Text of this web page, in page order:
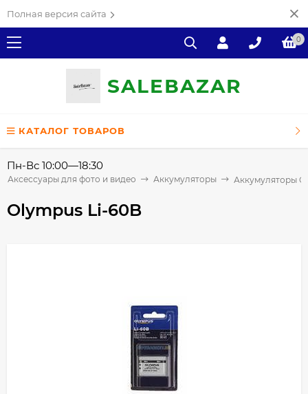
Полная версия сайта
0
SALEВAZAR
КАТАЛОГ ТОВАРОВ
Пн-Вс 10:00—18:30
Аксессуары для фото и видео Аккумуляторы Аккумуляторы
Olympus Li-60B